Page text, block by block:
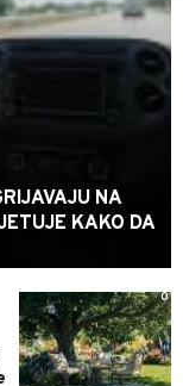
NA
KAKO DA
0